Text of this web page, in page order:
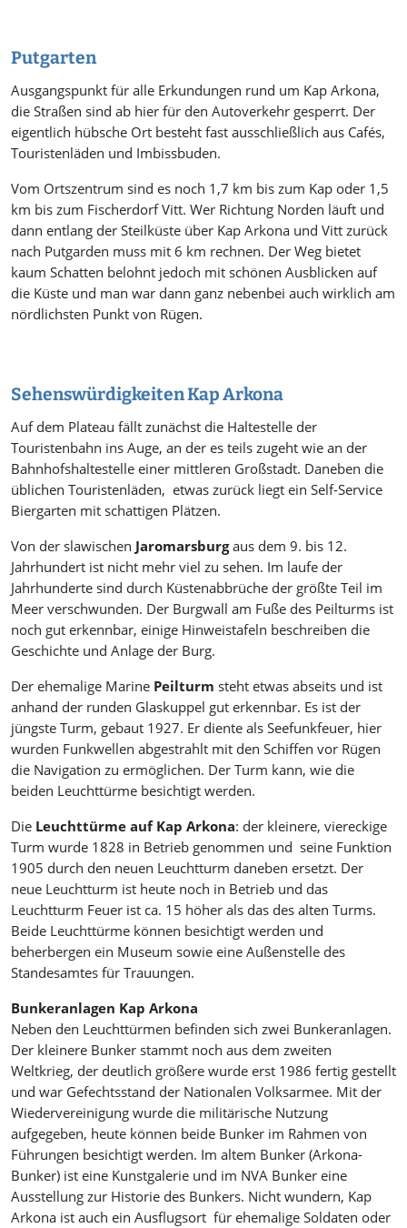
Putgarten
Ausgangspunkt für alle Erkundungen rund um Kap Arkona,
die Straßen sind ab hier für den Autoverkehr gesperrt. Der
eigentlich hübsche Ort besteht fast ausschließlich aus Cafés,
Touristenläden und Imbissbuden.
Vom Ortszentrum sind es noch 1,7 km bis zum Kap oder 1,5
km bis zum Fischerdorf Vitt. Wer Richtung Norden läuft und
dann entlang der Steilküste über Kap Arkona und Vitt zurück
nach Putgarden muss mit 6 km rechnen. Der Weg bietet
kaum Schatten belohnt jedoch mit schönen Ausblicken auf
die Küste und man war dann ganz nebenbei auch wirklich am
nördlichsten Punkt von Rügen.
Sehenswürdigkeiten Kap Arkona
Auf dem Plateau fällt zunächst die Haltestelle der
Touristenbahn ins Auge, an der es teils zugeht wie an der
Bahnhofshaltestelle einer mittleren Großstadt. Daneben die
üblichen Touristenläden, etwas zurück liegt ein Self-Service
Biergarten mit schattigen Plätzen.
Von der slawischen Jaromarsburgaus dem 9. bis 12.
Jahrhundert ist nicht mehr viel zu sehen. Im laufe der
Jahrhunderte sind durch Küstenabbrüche der größte Teil im
Meer verschwunden. Der Burgwall am Fuße des Peilturms ist
noch gut erkennbar, einige Hinweistafeln beschreiben die
Geschichte und Anlage der Burg.
Der ehemalige Marine Peilturm steht etwas abseits und ist
anhand der runden Glaskuppel gut erkennbar. Es ist der
jüngste Turm, gebaut 1927. Er diente als Seefunkfeuer, hier
wurden Funkwellen abgestrahlt mit den Schiffen vor Rügen
die Navigation zu ermöglichen. Der Turm kann, wie die
beiden Leuchttürme besichtigt werden.
Die Leuchttürme auf Kap Arkona: der kleinere, viereckige
Turm wurde 1828 in Betrieb genommen und seine Funktion
1905 durch den neuen Leuchtturm daneben ersetzt. Der
neue Leuchtturm ist heute noch in Betrieb und das
Leuchtturm Feuer ist ca. 15 höher als das des alten Turms.
Beide Leuchttürme können besichtigt werden und
beherbergen ein Museum sowie eine Außenstelle des
Standesamtes für Trauungen.
Bunkeranlagen Kap Arkona
Neben den Leuchttürmen befinden sich zwei Bunkeranlagen.
Der kleinere Bunker stammt noch aus dem zweiten
Weltkrieg, der deutlich größere wurde erst 1986 fertig gestellt
und war Gefechtsstand der Nationalen Volksarmee. Mit der
Wiedervereinigung wurde die militärische Nutzung
aufgegeben, heute können beide Bunker im Rahmen von
Führungen besichtigt werden. Im altem Bunker (Arkona-
Bunker) ist eine Kunstgalerie und im NVA Bunker eine
Ausstellung zur Historie des Bunkers. Nicht wundern, Kap
Arkona ist auch ein Ausflugsort für ehemalige Soldaten oder